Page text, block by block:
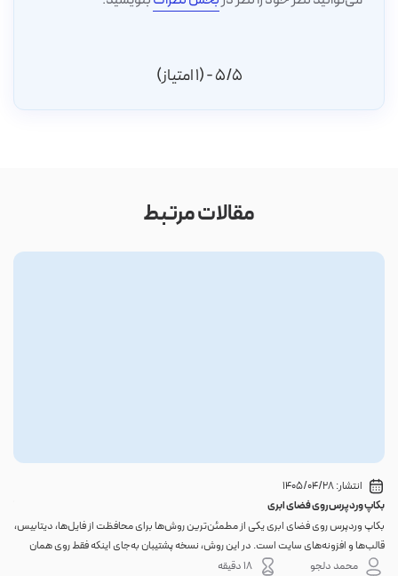
5/5 - (1 امتیاز)
مقالات مرتبط
انتشار:1405/04/28
بکاپ وردپرس روی فضای ابری
بکاپ وردپرس روی فضای ابری یکی از مطمئن‌ترین روش‌ها برای محافظت از فایل‌ها، دیتابیس،
قالب‌ها و افزونه‌های سایت است. در این روش، نسخه پشتیبان به‌جای اینکه فقط روی همان
هاست اصلی باقی بماند، به یک فضای جداگانه منتقل می‌شود؛ بنابراین خرابی سرور، هک
محمد دلجو 18 دقیقه